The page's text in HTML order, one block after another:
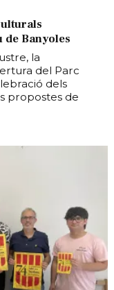
Banyoles
la
del Parc
dels
propostes de